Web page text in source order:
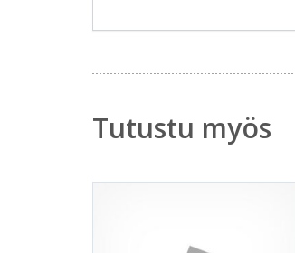
Tutustu myös